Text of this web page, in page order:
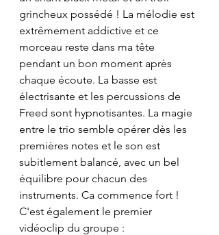
grincheux possédé ! La mélodie est
extrêmement addictive et ce
morceau reste dans ma tête
pendant un bon moment après
chaque écoute. La basse est
électrisante et les percussions de
Freed sont hypnotisantes. La magie
entre le trio semble opérer dès les
premières notes et le son est
subitlement balancé, avec un bel
équilibre pour chacun des
instruments. Ca commence fort !
C'est également le premier
vidéoclip du groupe :